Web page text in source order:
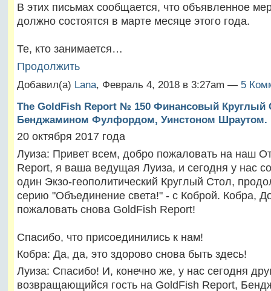
В этих письмах сообщается, что объявленное
должно состоятся в марте месяце этого года.
Те, кто занимается…
Продолжить
Добавил(а) Lana, Февраль 4, 2018 в 3:27am — 5
The GoldFish Report № 150 Финансовый Круглый
Бенджамином Фулфордом, Уинстоном Шраутом.
20 октября 2017 года
Луиза: Привет всем, добро пожаловать на наш
Report, я ваша ведущая Луиза, и сегодня у нас
один Экзо-геополитический Круглый Стол,
серию "Объединение света!" - с Коброй. Кобра,
пожаловать снова GoldFish Report!
Спасибо, что присоединились к нам!
Кобра: Да, да, это здорово снова быть здесь!
Луиза: Спасибо! И, конечно же, у нас сегодня
возвращающийся гость на GoldFish Report,